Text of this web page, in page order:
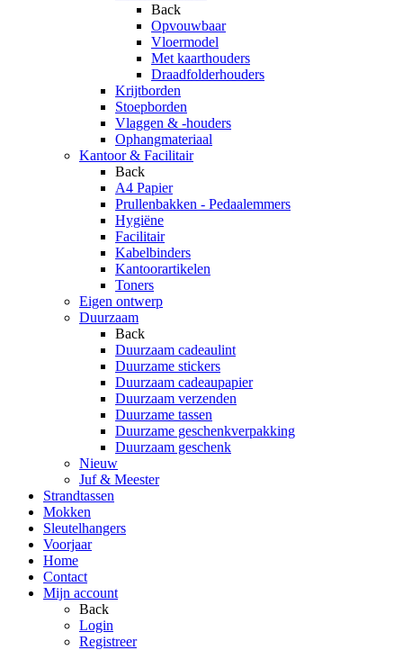
Back
Opvouwbaar
Vloermodel
Met kaarthouders
Draadfolderhouders
Krijtborden
Stoepborden
Vlaggen & -houders
Ophangmateriaal
Kantoor & Facilitair
Back
A4 Papier
Prullenbakken - Pedaalemmers
Hygiëne
Facilitair
Kabelbinders
Kantoorartikelen
Toners
Eigen ontwerp
Duurzaam
Back
Duurzaam cadeaulint
Duurzame stickers
Duurzaam cadeaupapier
Duurzaam verzenden
Duurzame tassen
Duurzame geschenkverpakking
Duurzaam geschenk
Nieuw
Juf & Meester
Strandtassen
Mokken
Sleutelhangers
Voorjaar
Home
Contact
Mijn account
Back
Login
Registreer